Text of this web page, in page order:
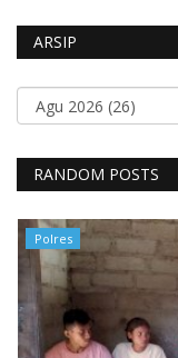
ARSIP
RANDOM POSTS
Polres